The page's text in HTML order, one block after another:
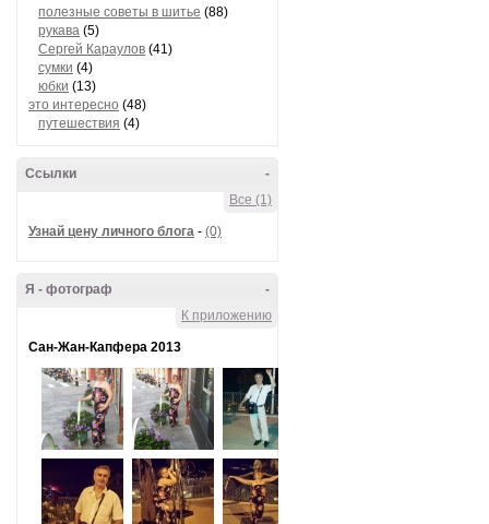
полезные советы в шитье (88)
рукава (5)
Сергей Караулов (41)
сумки (4)
юбки (13)
это интересно (48)
путешествия (4)
-
Ссылки
Все (1)
Узнай цену личного блога - (0)
-
Я - фотограф
К приложению
Сан-Жан-Капфера 2013